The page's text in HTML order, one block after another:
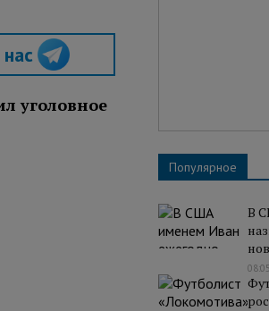
уголовное
Популярное
В